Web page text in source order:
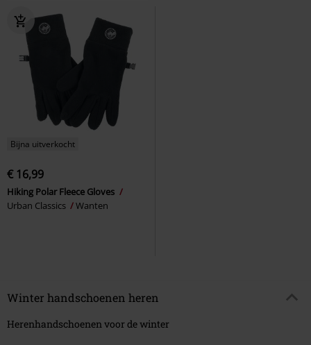
Bijna uitverkocht
€ 16,99
Hiking Polar Fleece Gloves
Urban Classics
Wanten
Winter handschoenen heren
Herenhandschoenen voor de winter